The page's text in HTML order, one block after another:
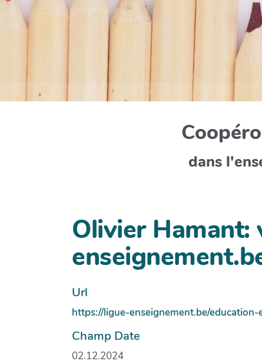
dans
Olivier Hamant:
Url
https://ligue-enseignement.be/
Champ Date
02.12.2024